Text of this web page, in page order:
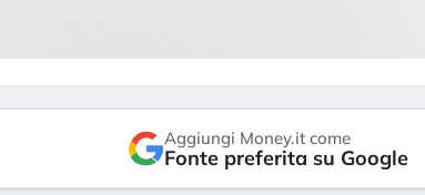
Aggiungi Money.it come
Fonte preferita su Google
repricing degli asset?
3 agosto 2026
«La mia
in preda
della
Kospi,
30 luglio 2026